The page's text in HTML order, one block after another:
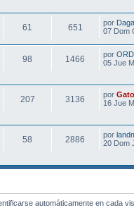
61 651 por
07 Dom
98 1466 por ORD
05 Jue
207 3136 por
16 Jue
58 2886 por
20 Dom
automáticamente en cada